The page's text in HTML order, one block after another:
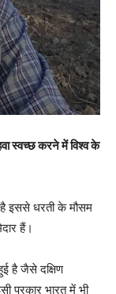
स्वच्छ करने में विश्व के
है इससे धरती के मौसम
हैं।
है जैसे दक्षिण
प्रकार भारत में भी